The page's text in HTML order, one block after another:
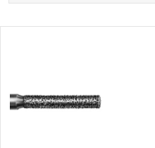
a
e
p